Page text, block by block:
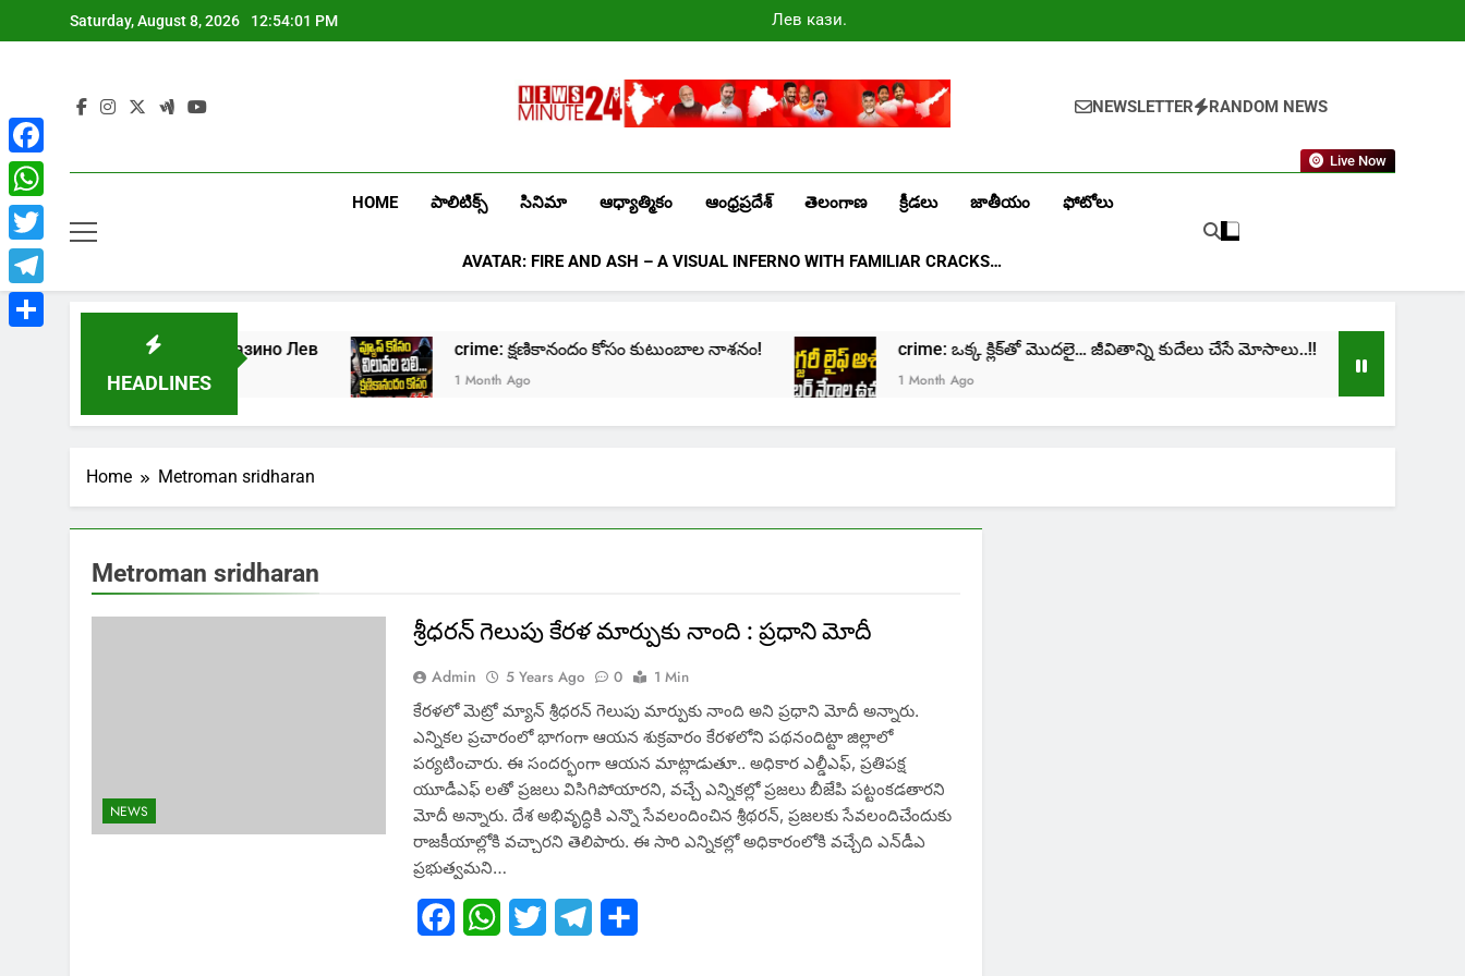
to
Saturday, August 8, 2026 12:54:01 PM
Лев казино
промокоды
Newsminute24
NEWSLETTER RANDOM NEWS
Live Now
HOME పాలిటిక్స్ సినిమా ఆధ్యాత్మికం ఆంధ్రప్రదేశ్ తెలంగాణ క్రీడలు జాతీయం ఫోటోలు
AVATAR: FIRE AND ASH – A VISUAL INFERNO WITH FAMILIAR CRACKS…
HEADLINES
Играть в онлайн казино Лев
1 Week Ago
crime: క్షణికానందం కోసం కుటుంబాల నాశనం!
1 Month Ago
crime: ఒక్క క్లిక్‌తో మొదలై… జీవితాన్ని కుదేలు చేసే మోసాలు..!!
1 Month Ago
Home Metroman sridharan
Metroman sridharan
NEWS
శ్రీధ‌ర‌న్ గెలుపు కేర‌ళ‌ మార్పుకు నాంది : ప్ర‌ధాని మోదీ
Admin 5 Years Ago 0
1 Min
కేర‌ళ‌లో మెట్రో మ్యాన్ శ్రీధ‌ర‌న్ గెలుపు మార్పుకు నాంది అని ప్ర‌ధాని మోదీ అన్నారు.
ఎన్నిక‌ల ప్ర‌చారంలో భాగంగా ఆయ‌న‌ శుక్ర‌వారం కేర‌ళ‌లోని పథనందిట్టా జిల్లాలో
ప‌ర్య‌టించారు. ఈ సంద‌ర్భంగా ఆయ‌న‌ మాట్లాడుతూ.. అధికార‌ ఎల్డీఎఫ్‌, ప్ర‌తిప‌క్ష‌
యూడీఎఫ్ ల‌తో ప్ర‌జ‌లు విసిగిపోయార‌ని, వ‌చ్చే ఎన్నిక‌ల్లో ప్ర‌జ‌లు బీజేపి ప‌ట్టంక‌డ‌తార‌ని
మోదీ అన్నారు. దేశ అభివృద్ధికి ఎన్నొ సేవ‌లందించిన శ్రీథ‌ర‌న్‌, ప్ర‌జల‌కు సేవ‌లందిచేందుకు
రాజ‌కీయాల్లోకి వచ్చార‌ని తెలిపారు. ఈ సారి ఎన్నిక‌ల్లో అధికారంలోకి వ‌చ్చేది ఎన్‌డీఎ
ప్ర‌భుత్వ‌మ‌ని…
FacebookWhatsApp
Twitter Telegram
Facebook
WhatsApp
Twitter
Telegram